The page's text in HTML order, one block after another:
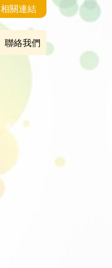
相關連結
聯絡我們